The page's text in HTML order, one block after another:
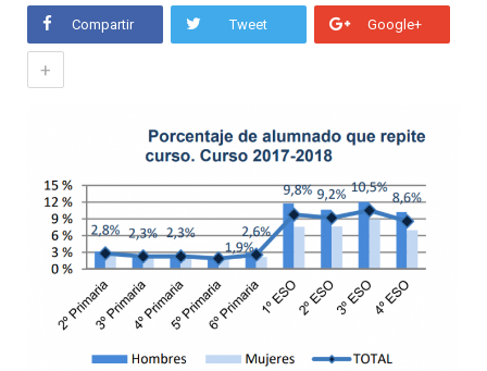
Compartir Tweet Google+
+